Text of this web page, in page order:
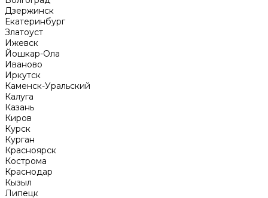
Дзержинск
Екатеринбург
Златоуст
Ижевск
Йошкар-Ола
Иваново
Иркутск
Каменск-Уральский
Калуга
Казань
Киров
Курск
Курган
Красноярск
Кострома
Краснодар
Кызыл
Липецк